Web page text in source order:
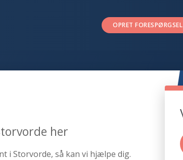
OPRET FORESPØRGSEL
her
i Storvorde, så kan vi hjælpe dig.